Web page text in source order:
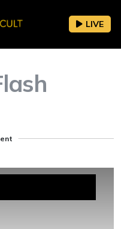
LIVE